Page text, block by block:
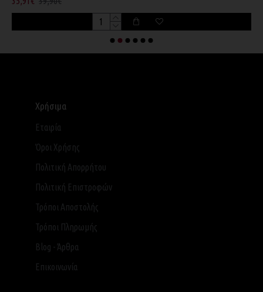
Χρήσιμα
Εταιρία
Όροι Χρήσης
Πολιτική Απορρήτου
Πολιτική Επιστροφών
Τρόποι Αποστολής
Τρόποι Πληρωμής
Blog - Άρθρα
Επικοινωνία